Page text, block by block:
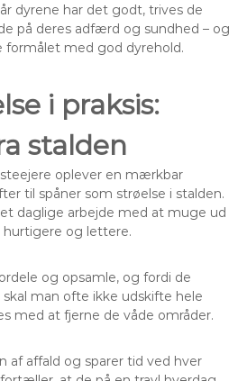
dyrene har det godt, trives de
på deres adfærd og sundhed – og
formålet med god dyrehold.
i praksis:
stalden
oplever en mærkbar
til spåner som strøelse i stalden.
daglige arbejde med at muge ud
hurtigere og lettere.
og opsamle, og fordi de
man ofte ikke udskifte hele
med at fjerne de våde områder.
affald og sparer tid ved hver